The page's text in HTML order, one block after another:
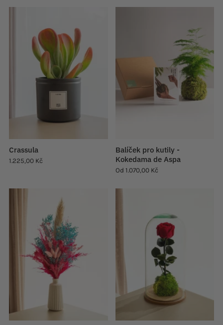
Crassula
1.225,00 Kč
Balíček pro kutily -
Kokedama de Aspa
Od 1.070,00 Kč